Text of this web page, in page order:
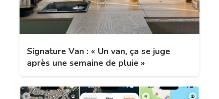
Signature Van : « Un van, ça se juge
après une semaine de pluie »